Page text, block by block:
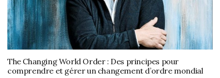
The Changing World Order : Des principes pour
comprendre et gérer un changement d’ordre mondial